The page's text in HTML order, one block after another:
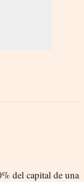
del capital de una